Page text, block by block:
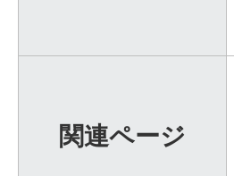
関連ページ